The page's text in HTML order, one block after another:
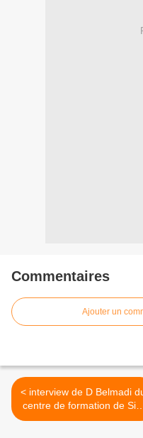
Commentaires
Ajouter un
< interview de D Belmadi du
centre de formation de Sidi
Belabbes 01 02 2021 ندوة